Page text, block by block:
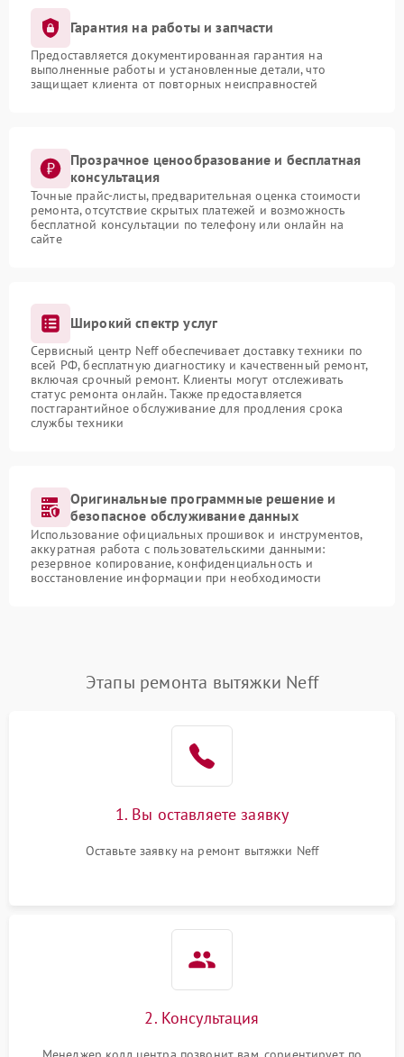
Гарантия на работы и запчасти
Предоставляется документированная гарантия на
выполненные работы и установленные детали, что
защищает клиента от повторных неисправностей
Прозрачное ценообразование и бесплатная
консультация
Точные прайс-листы, предварительная оценка стоимости
ремонта, отсутствие скрытых платежей и возможность
бесплатной консультации по телефону или онлайн на
сайте
Широкий спектр услуг
Сервисный центр Neff обеспечивает доставку техники по
всей РФ, бесплатную диагностику и качественный ремонт,
включая срочный ремонт. Клиенты могут отслеживать
статус ремонта онлайн. Также предоставляется
постгарантийное обслуживание для продления срока
службы техники
Оригинальные программные решение и
безопасное обслуживание данных
Использование официальных прошивок и инструментов,
аккуратная работа с пользовательскими данными:
резервное копирование, конфиденциальность и
восстановление информации при необходимости
Этапы ремонта вытяжки Neff
1. Вы оставляете заявку
Оставьте заявку на ремонт вытяжки Neff
2. Консультация